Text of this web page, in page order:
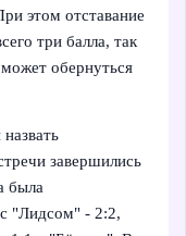
этом отставание
три балла, так
обернуться
завершились
была
с "Лидсом" - 2:2,